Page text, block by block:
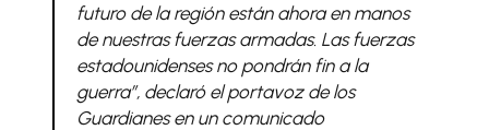
futuro de la región están ahora en manos
de nuestras fuerzas armadas. Las fuerzas
estadounidenses no pondrán fin a la
guerra”, declaró el portavoz de los
Guardianes en un comunicado